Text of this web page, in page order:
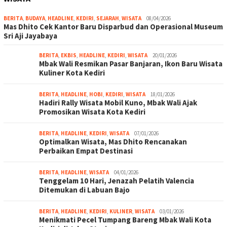
BERITA BUDAYA HEADLINE KEDIRI SEJARAH WISATA 08/04/2026
Mas Dhito Cek Kantor Baru Disparbud dan Operasional Museum
Sri Aji Jayabaya
BERITA EKBIS HEADLINE KEDIRI WISATA 20/01/2026
Mbak Wali Resmikan Pasar Banjaran, Ikon Baru Wisata
Kuliner Kota Kediri
BERITA HEADLINE HOBI KEDIRI WISATA 18/01/2026
Hadiri Rally Wisata Mobil Kuno, Mbak Wali Ajak
Promosikan Wisata Kota Kediri
BERITA HEADLINE KEDIRI WISATA 07/01/2026
Optimalkan Wisata, Mas Dhito Rencanakan
Perbaikan Empat Destinasi
BERITA HEADLINE WISATA 04/01/2026
Tenggelam 10 Hari, Jenazah Pelatih Valencia
Ditemukan di Labuan Bajo
BERITA HEADLINE KEDIRI KULINER WISATA 03/01/2026
Menikmati Pecel Tumpang Bareng Mbak Wali Kota